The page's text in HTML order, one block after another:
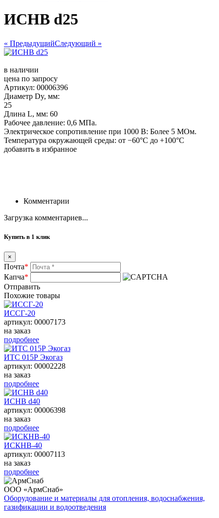
ИСНВ d25
« ПредыдущийСледующий »
в наличии
цена по запросу
Артикул: 00006396
Диаметр Dy, мм:
25
Длина L, мм: 60
Рабочее давление: 0,6 МПа.
Электрическое сопротивление при 1000 В: Более 5 МОм.
Температура окружающей среды: от −60°С до +100°С
добавить в избранное
Комментарии
Загрузка комментариев...
Купить в 1 клик
×
Почта*
Капча*
Отправить
Похожие товары
ИССГ-20
артикул: 00007173
на заказ
подробнее
ИТС 015Р Экогаз
артикул: 00002228
на заказ
подробнее
ИСНВ d40
артикул: 00006398
на заказ
подробнее
ИСКНВ-40
артикул: 00007113
на заказ
подробнее
ООО «АрмСнаб»
Оборудование и материалы для отопления, водоснабжения,
газификации и водоотведения